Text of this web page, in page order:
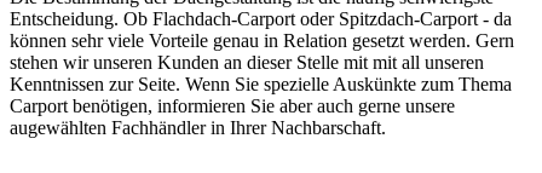
Entscheidung. Ob Flachdach-Carport oder Spitzdach-Carport - da
können sehr viele Vorteile genau in Relation gesetzt werden. Gern
stehen wir unseren Kunden an dieser Stelle mit mit all unseren
Kenntnissen zur Seite. Wenn Sie spezielle Auskünkte zum Thema
Carport benötigen, informieren Sie aber auch gerne unsere
augewählten Fachhändler in Ihrer Nachbarschaft.